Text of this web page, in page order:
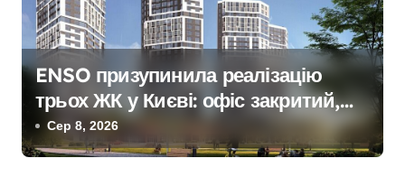
я
з
а
п
ENSO призупинила реалізацію
трьох ЖК у Києві: офіс закритий,
телефони мовчать, керівник
покинув місто
Сер 8, 2026